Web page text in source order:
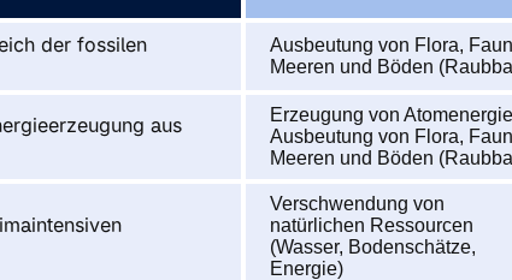
der fossilen
Ausbeutung von Flora,
Meeren und Böden
aus
Erzeugung von Atomenergie
Ausbeutung von Flora,
Meeren und Böden
Verschwendung von
natürlichen Ressourcen
(Wasser, Bodenschätze,
Energie)